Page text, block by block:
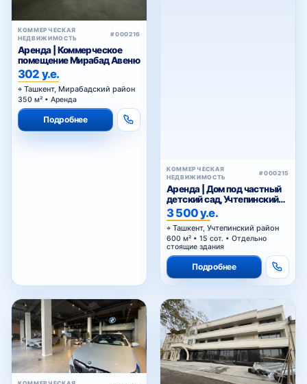
КОММЕРЧЕСКАЯ
НЕДВИЖИМОСТЬ
#000216
Аренда | Коммерческое
помещение Мирабад Авеню
302 у.е.
Ташкент, Мирабадский район
350 м² • Аренда
Подробнее
КОММЕРЧЕСКАЯ
НЕДВИЖИМОСТЬ
#000215
Аренда | Дом под частный
детский сад, Учтепинский
район
3 500 у.е.
Ташкент, Учтепинский район
600 м² • 15 сот. • Отдельно
стоящие здания
Подробнее